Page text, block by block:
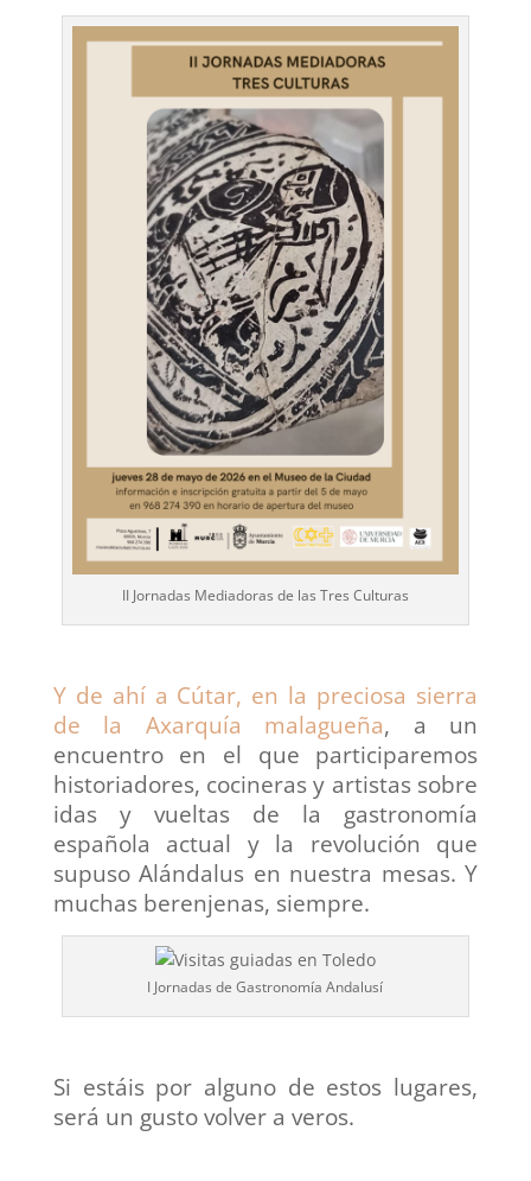
II Jornadas Mediadoras de las Tres Culturas
Y de ahí a Cútar, en la preciosa sierra
de la Axarquía malagueña, a un
encuentro en el que participaremos
historiadores, cocineras y artistas sobre
idas y vueltas de la gastronomía
española actual y la revolución que
supuso Alándalus en nuestra mesas. Y
muchas berenjenas, siempre.
I Jornadas de Gastronomía Andalusí
Si estáis por alguno de estos lugares,
será un gusto volver a veros.